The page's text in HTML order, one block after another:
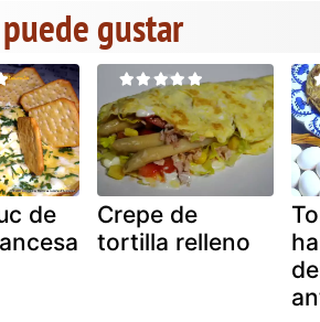
gustar
de
Crepe de
tortilla relleno